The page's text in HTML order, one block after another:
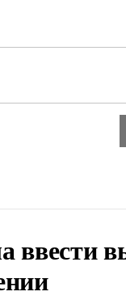
ввести